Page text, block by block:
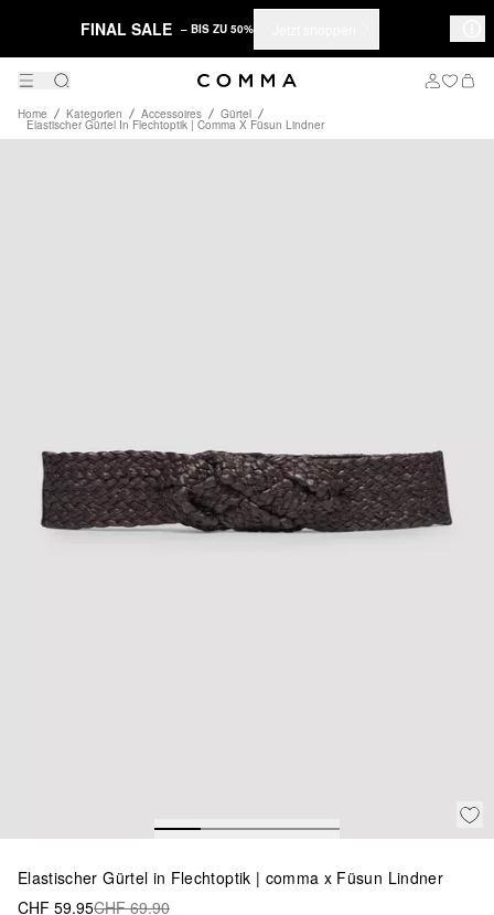
FINAL SALE – BIS ZU 50%
Home Kategorien Accessoires Gürtel
Elastischer Gürtel In Flechtoptik | Comma X Füsun Lindner
Elastischer Gürtel in Flechtoptik | comma x Füsun Lindner
CHF 59.95CHF 69.90